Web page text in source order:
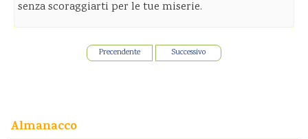
senza scoraggiarti per le tue miserie.
Precendente Successivo
Almanacco